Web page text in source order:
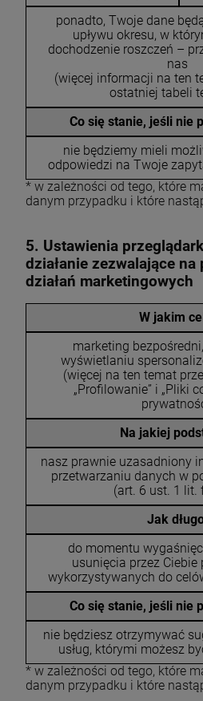
ponadto, Twoje dane
upływu okresu, w
dochodzenie roszczeń –
nas
(więcej informacji na ten
ostatniej tabeli
Co się stanie, jeśli nie
nie będziemy mieli
odpowiedzi na Twoje
* w zależności od tego, które
danym przypadku i które
5. Ustawienia
działanie zezwalające na
działań marketingowych
W jakim
marketing
wyświetlaniu
(więcej na ten temat
„Profilowanie” i „Pliki
Na jakiej
nasz prawnie uzasadniony
przetwarzaniu danych w
(art. 6 ust. 1 lit.
Jak
do momentu
usunięcia przez Ciebie
wykorzystywanych do
Co się stanie, jeśli nie
nie będziesz otrzymywać
usług, którymi możesz
* w zależności od tego, które
danym przypadku i które